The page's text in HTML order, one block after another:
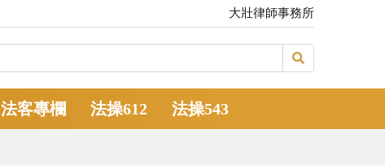
大壯律師事務所
法客專欄 法操612 法操543